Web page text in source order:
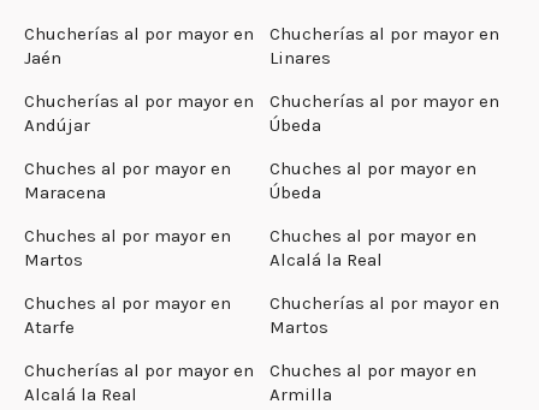
Chucherías al por mayor en
Jaén
Chucherías al por mayor en
Linares
Chucherías al por mayor en
Andújar
Chucherías al por mayor en
Úbeda
Chuches al por mayor en
Maracena
Chuches al por mayor en
Úbeda
Chuches al por mayor en
Martos
Chuches al por mayor en
Alcalá la Real
Chuches al por mayor en
Atarfe
Chucherías al por mayor en
Martos
Chucherías al por mayor en
Alcalá la Real
Chuches al por mayor en
Armilla